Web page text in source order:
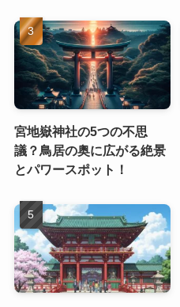
宮地嶽神社の5つの不思
議？鳥居の奥に広がる絶景
とパワースポット！